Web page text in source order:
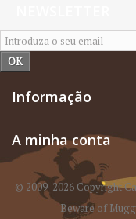
OK
Informação
A minha conta
© 2009-2026 Copyright
Beware of